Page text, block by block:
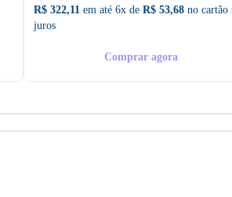
R$ 322,11 em até 6x de R$ 53,68 no cartão
juros
Comprar agora